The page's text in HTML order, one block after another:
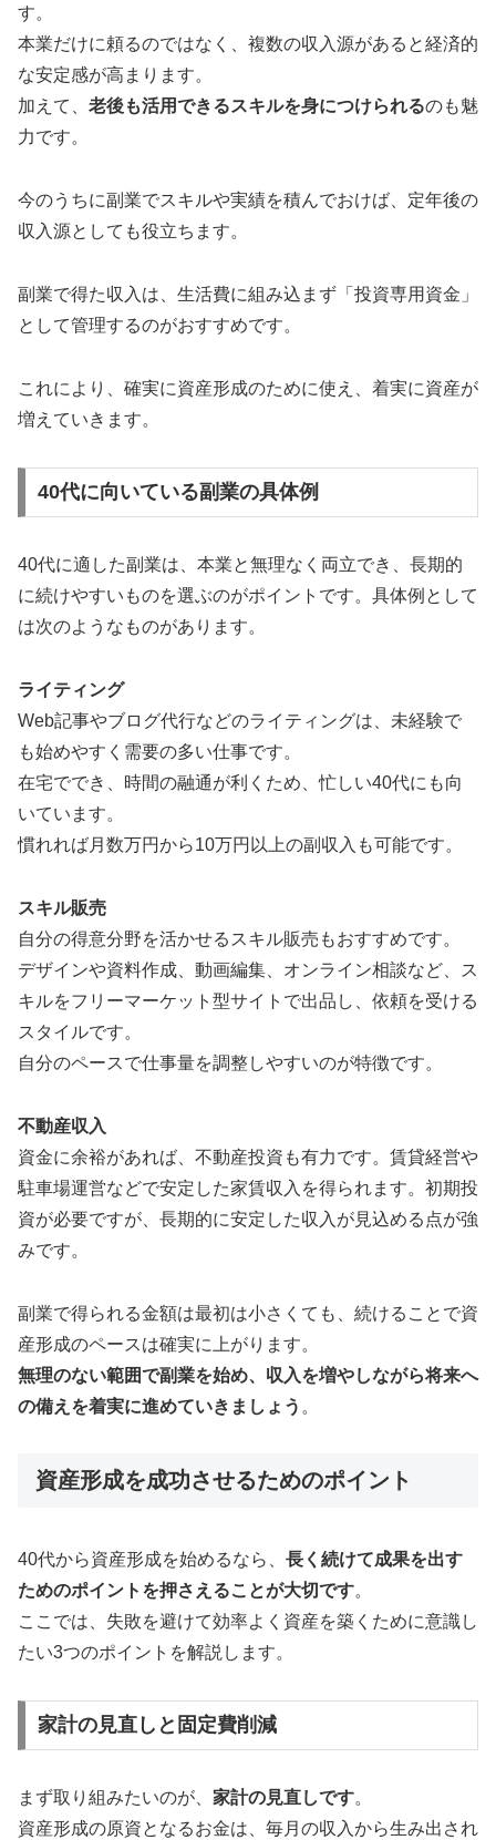
す。
本業だけに頼るのではなく、複数の収入源があると経済的
な安定感が高まります。
加えて、 老後も活用できるスキルを身につけられるのも魅
力です。
今のうちに副業でスキルや実績を積んでおけば、定年後の
収入源としても役立ちます。
副業で得た収入は、生活費に組み込まず「投資専用資金」
として管理するのがおすすめです。
これにより、確実に資産形成のために使え、着実に資産が
増えていきます。
40代に向いている副業の具体例
40代に適した副業は、本業と無理なく両立でき、長期的
に続けやすいものを選ぶのがポイントです。具体例として
は次のようなものがあります。
ライティング
Web記事やブログ代行などのライティングは、未経験で
も始めやすく需要の多い仕事です。
在宅ででき、時間の融通が利くため、忙しい40代にも向
いています。
慣れれば月数万円から10万円以上の副収入も可能です。
スキル販売
自分の得意分野を活かせるスキル販売もおすすめです。
デザインや資料作成、動画編集、オンライン相談など、ス
キルをフリーマーケット型サイトで出品し、依頼を受ける
スタイルです。
自分のペースで仕事量を調整しやすいのが特徴です。
不動産収入
資金に余裕があれば、不動産投資も有力です。賃貸経営や
駐車場運営などで安定した家賃収入を得られます。初期投
資が必要ですが、長期的に安定した収入が見込める点が強
みです。
副業で得られる金額は最初は小さくても、続けることで資
産形成のペースは確実に上がります。
無理のない範囲で副業を始め、収入を増やしながら将来へ
の備えを着実に進めていきましょう 。
資産形成を成功させるためのポイント
40代から資産形成を始めるなら、 長く続けて成果を出す
ためのポイントを押さえることが大切です。
ここでは、失敗を避けて効率よく資産を築くために意識し
たい3つのポイントを解説します。
家計の見直しと固定費削減
まず取り組みたいのが、 家計の見直しです。
資産形成の原資となるお金は、毎月の収入から生み出され